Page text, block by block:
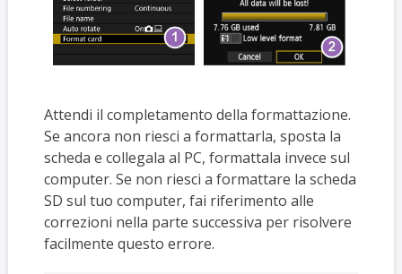
Attendi il completamento della formattazione.
Se ancora non riesci a formattarla, sposta la
scheda e collegala al PC, formattala invece sul
computer. Se non riesci a formattare la scheda
SD sul tuo computer, fai riferimento alle
correzioni nella parte successiva per risolvere
facilmente questo errore.